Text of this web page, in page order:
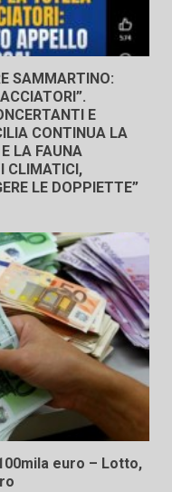
SAMMARTINO:
E
CONTINUA LA
LA FAUNA
CLIMATICI,
LE DOPPIETTE”
euro – Lotto,